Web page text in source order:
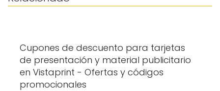
Cupones de descuento para tarjetas
de presentación y material publicitario
en Vistaprint - Ofertas y códigos
promocionales